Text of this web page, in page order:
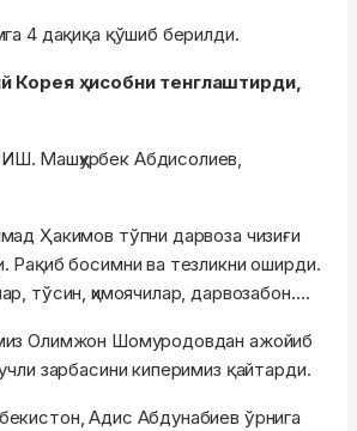
4 дақиқа қўшиб берилди.
Корея ҳисобни тенглаштирди,
Машҳурбек Абдисолиев,
Ҳакимов тўпни дарвоза чизиғи
Рақиб босимни ва тезликни оширди.
тўсин, ҳимоячилар, дарвозабон….
Олимжон Шомуродовдан ажойиб
зарбасини киперимиз қайтарди.
Адис Абдунабиев ўрнига